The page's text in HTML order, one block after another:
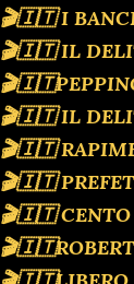
🎬🇮🇹 I
🎬🇮🇹 IL
🎬🇮🇹 IL
🎬🇮🇹
🎬🇮🇹
🎬🇮🇹 CENTO